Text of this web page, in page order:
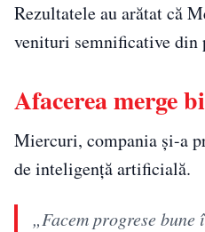
Rezultatele au arătat că
venituri semnificative din
Afacerea merge
Miercuri, compania și-a
de inteligență artificială.
„Facem progrese bune